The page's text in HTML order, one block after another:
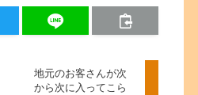
地元のお客さんが次
から次に入ってこら